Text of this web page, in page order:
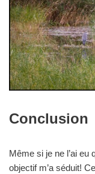
Conclusion
Même si je ne l’ai
objectif m’a séduit!